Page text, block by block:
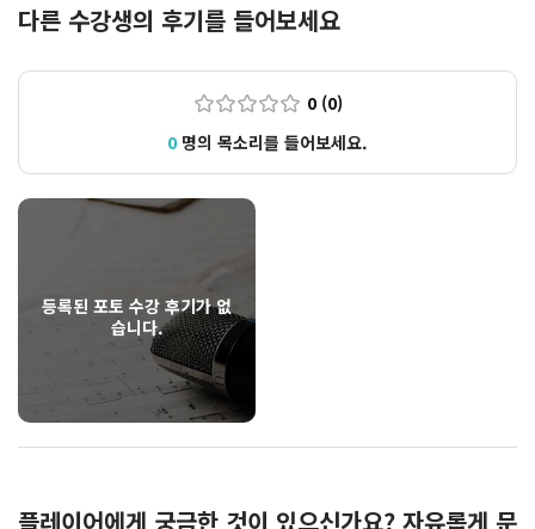
다른 수강생의 후기를 들어보세요
0 (0)
0 명의 목소리를 들어보세요.
등록된 포토 수강 후기가 없
습니다.
플레이어에게 궁금한 것이 있으신가요? 자유롭게 문